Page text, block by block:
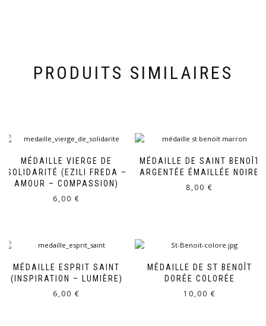
PRODUITS SIMILAIRES
MÉDAILLE VIERGE DE
SOLIDARITÉ (EZILI FREDA –
AMOUR – COMPASSION)
6,00 €
MÉDAILLE DE SAINT BENOÎT
ARGENTÉE ÉMAILLÉE NOIRE
8,00 €
MÉDAILLE ESPRIT SAINT
(INSPIRATION – LUMIÈRE)
6,00 €
MÉDAILLE DE ST BENOÎT
DORÉE COLORÉE
10,00 €